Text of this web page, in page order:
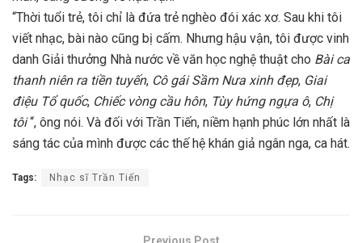
“Thời tuổi trẻ, tôi chỉ là đứa trẻ nghèo đói xác xơ. Sau khi tôi
viết nhạc, bài nào cũng bị cấm. Nhưng hậu vận, tôi được vinh
danh Giải thưởng Nhà nước về văn học nghệ thuật cho Bài ca
thanh niên ra tiền tuyến, Cô gái Sầm Nưa xinh đẹp, Giai
điệu Tổ quốc, Chiếc vòng cầu hôn, Tùy hứng ngựa ô, Chị
tôi“, ông nói. Và đối với Trần Tiến, niềm hạnh phúc lớn nhất là
sáng tác của mình được các thế hệ khán giả ngân nga, ca hát.
Tags: Nhạc sĩ Trần Tiến
Previous Post